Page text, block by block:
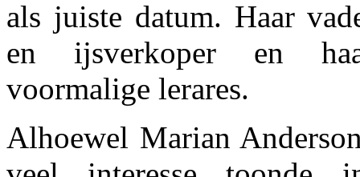
als juiste datum. Haar
en ijsverkoper en
voormalige lerares.
Alhoewel Marian